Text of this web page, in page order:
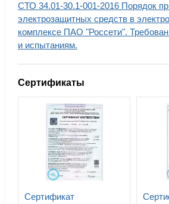
СТО 34.01-30.1-001-2016 Порядок
электрозащитных средств в
комплексе ПАО "Россети".
и испытаниям.
Сертификаты
Сертификат